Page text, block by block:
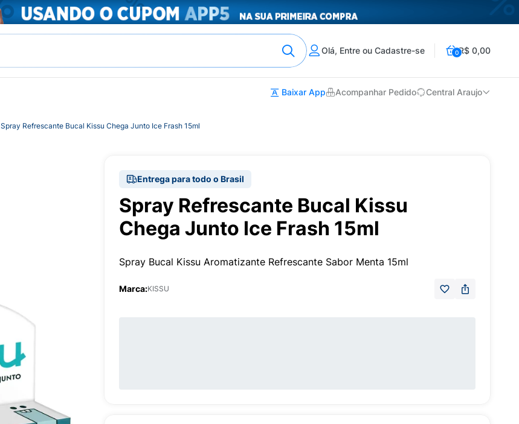
Olá, Entre ou Cadastre-se 0R$ 0,00
Baixar App Acompanhar Pedido Central Araujo
Spray Refrescante Bucal Kissu Chega Junto Ice Frash 15ml
Entrega para todo o Brasil
Spray Refrescante Bucal Kissu
Chega Junto Ice Frash 15ml
Spray Bucal Kissu Aromatizante Refrescante Sabor Menta 15ml
Marca:KISSU